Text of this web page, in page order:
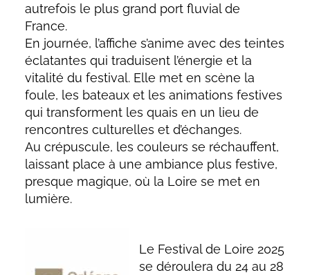
autrefois le plus grand port fluvial de
France.
En journée, l’affiche s’anime avec des teintes
éclatantes qui traduisent l’énergie et la
vitalité du festival. Elle met en scène la
foule, les bateaux et les animations festives
qui transforment les quais en un lieu de
rencontres culturelles et d’échanges.
Au crépuscule, les couleurs se réchauffent,
laissant place à une ambiance plus festive,
presque magique, où la Loire se met en
lumière.
Le Festival de Loire 2025
se déroulera du 24 au 28